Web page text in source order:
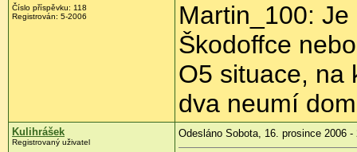
Číslo příspěvku: 118
Registrován: 5-2006
Martin_100:
Škodoffce
O5 situace, na
dva neumí
Kulihrášek
Registrovaný uživatel
Odesláno Sobota, 16. prosince 2006 -